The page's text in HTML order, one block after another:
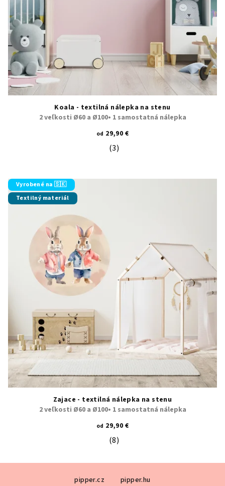
Koala - textilná nálepka na stenu
2 veľkosti Ø60 a Ø100• 1 samostatná nálepka
od 29,90 €
Priemerné hodnotenie produktu
(3)
Vyrobené na 🇸🇰
Textilný materiál
Zajace - textilná nálepka na stenu
2 veľkosti Ø60 a Ø100• 1 samostatná nálepka
od 29,90 €
Priemerné hodnotenie produktu
(8)
pipper.cz pipper.hu